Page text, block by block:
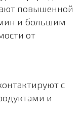
повышенной
и большим
от
с
и